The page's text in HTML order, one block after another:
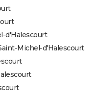
d'Halescourt
Michel-d'Halescourt